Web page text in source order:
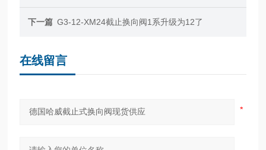
下一篇 G3-12-XM24截止换向阀1系升级为12了
在线留言